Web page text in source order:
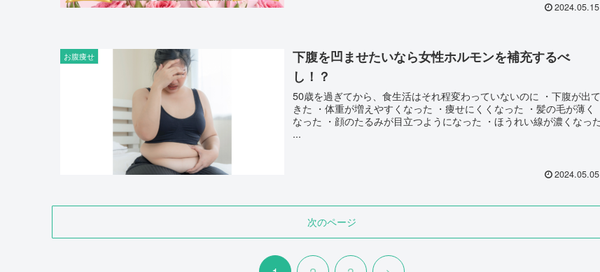
2024.05.15
お腹痩せ
下腹を凹ませたいなら女性ホルモンを補充するべ
し！？
50歳を過ぎてから、食生活はそれ程変わっていないのに ・下腹が出て
きた ・体重が増えやすくなった ・痩せにくくなった ・髪の毛が薄く
なった ・顔のたるみが目立つようになった ・ほうれい線が濃くなった
...
2024.05.05
次のページ